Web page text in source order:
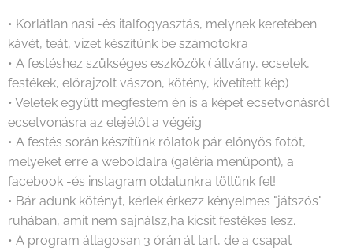
• Korlátlan nasi -és italfogyasztás, melynek keretében
kávét, teát, vizet készítünk be számotokra
• A festéshez szükséges eszközök ( állvány, ecsetek,
festékek, előrajzolt vászon, kötény, kivetített kép)
• Veletek együtt megfestem én is a képet ecsetvonásról
ecsetvonásra az elejétől a végéig
• A festés során készítünk rólatok pár előnyös fotót,
melyeket erre a weboldalra (galéria menüpont), a
facebook -és instagram oldalunkra töltünk fel!
• Bár adunk kötényt, kérlek érkezz kényelmes "játszós"
ruhában, amit nem sajnálsz,ha kicsit festékes lesz.
• A program átlagosan 3 órán át tart, de a csapat